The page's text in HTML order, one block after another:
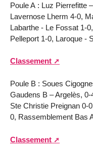
Poule A : Luz Pierrefitte
Lavernose Lherm 4-0,
Labarthe - Le Fossat 1-
Pelleport 1-0, Laroque -
Classement
Poule B : Soues
Gaudens B – Argelès,
Ste Christie Preignan 0-
0, Rassemblement Bas
Classement